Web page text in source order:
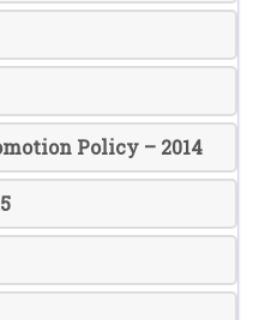
Policy – 2014